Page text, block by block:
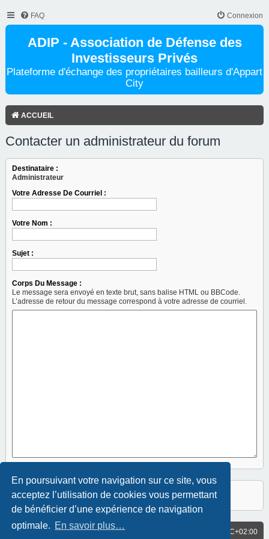
En poursuivant votre navigation sur ce site, vous
acceptez l’utilisation de cookies vous permettant
de bénéficier d’une expérience de navigation
optimale. En savoir plus…
FAQ Connexion
ADIP - Association de Défense des
Investisseurs Privés
Plateforme d'échange des propriétaires bailleurs d'Appart
City
ACCUEIL
Contacter un administrateur du forum
Destinataire :
Administrateur
Votre Adresse De Courriel :
Votre Nom :
Sujet :
Corps Du Message :
Le message sera envoyé en texte brut, sans balise HTML ou BBCode.
L’adresse de retour du message correspond à votre adresse de courriel.
UTC+02:00